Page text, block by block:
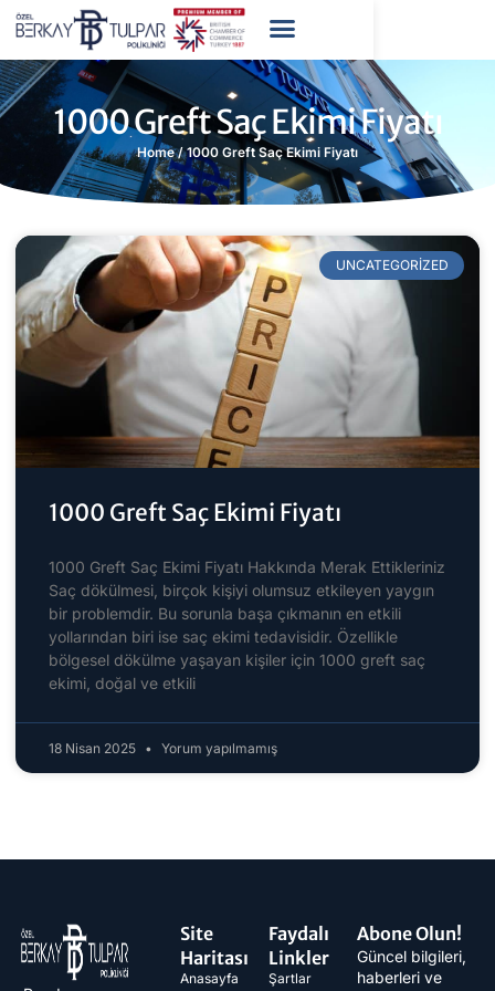
1000 Greft Saç Ekimi Fiyatı
Home/1000 Greft Saç Ekimi Fiyatı
UNCATEGORIZED
1000 Greft Saç Ekimi Fiyatı
1000 Greft Saç Ekimi Fiyatı Hakkında Merak Ettikleriniz
Saç dökülmesi, birçok kişiyi olumsuz etkileyen yaygın
bir problemdir. Bu sorunla başa çıkmanın en etkili
yollarından biri ise saç ekimi tedavisidir. Özellikle
bölgesel dökülme yaşayan kişiler için 1000 greft saç
ekimi, doğal ve etkili
18 Nisan 2025 Yorum yapılmamış
Site
Haritası
Anasayfa
Faydalı
Linkler
Şartlar
Abone Olun!
Güncel bilgileri,
haberleri ve